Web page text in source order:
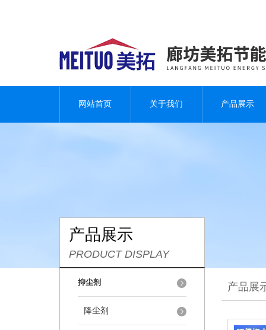
网站首页 关于我们 产品展示
产品展示
PRODUCT DISPLAY
抑尘剂
降尘剂
产品展